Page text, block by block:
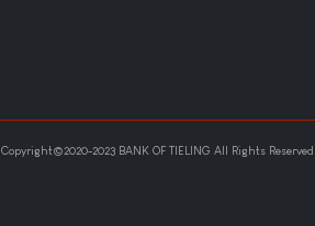
Copyright©2020-2023 BANK OF TIELING All Rights Reserved